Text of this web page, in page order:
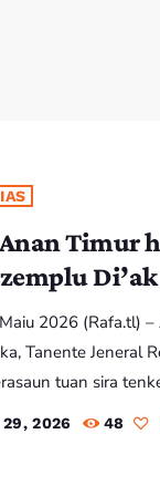
Timur
2026 (Rafa.tl)
Tanente Jeneral
tuan sira
hodi kontinua harii
29, 2026 48